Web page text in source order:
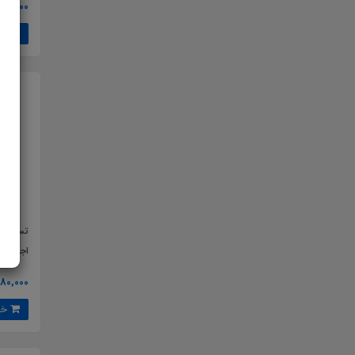
67,000 تومان
تست
اجتماعی
80,000 تومان